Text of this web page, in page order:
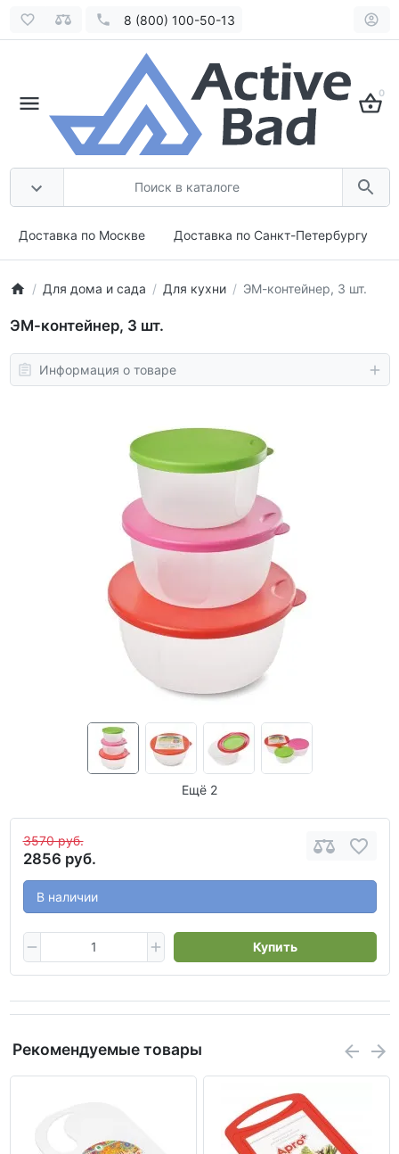
8 (800) 100-50-13
0
Доставка по Москве Доставка по Санкт-Петербургу
Для дома и сада Для кухни ЭМ-контейнер, 3 шт.
ЭМ-контейнер, 3 шт.
Информация о товаре
Ещё 2
3570 руб.
2856 руб.
В наличии
Купить
Рекомендуемые товары